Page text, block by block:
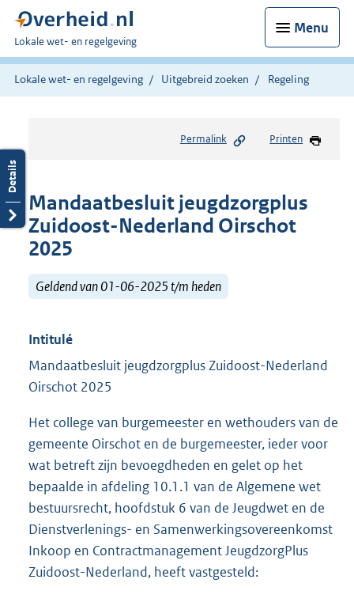
Menu
U
bent
hier:
Lokale wet- en regelgeving
Lokale wet- en regelgeving Uitgebreid zoeken Regeling
Permalink Printen
Mandaatbesluit jeugdzorgplus
Zuidoost-Nederland Oirschot
2025
Geldend van 01-06-2025 t/m heden
Intitulé
Mandaatbesluit jeugdzorgplus Zuidoost-Nederland
Oirschot 2025
Het college van burgemeester en wethouders van de
gemeente Oirschot en de burgemeester, ieder voor
wat betreft zijn bevoegdheden en gelet op het
bepaalde in afdeling 10.1.1 van de Algemene wet
bestuursrecht, hoofdstuk 6 van de Jeugdwet en de
Dienstverlenings- en Samenwerkingsovereenkomst
Inkoop en Contractmanagement JeugdzorgPlus
Zuidoost-Nederland, heeft vastgesteld: